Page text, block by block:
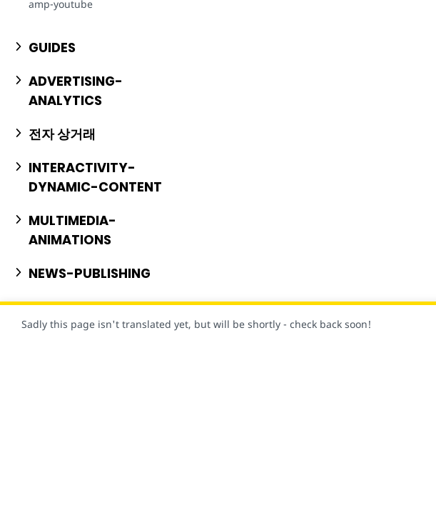
amp-youtube
GUIDES
ADVERTISING-
ANALYTICS
전자 상거래
INTERACTIVITY-
DYNAMIC-CONTENT
MULTIMEDIA-
ANIMATIONS
NEWS-PUBLISHING
PERSONALIZATION
Sadly this page isn't translated yet, but will be shortly - check back soon!